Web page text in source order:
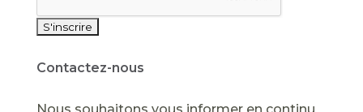
Contactez-nous